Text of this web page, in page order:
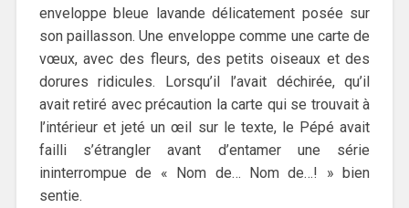
enveloppe bleue lavande délicatement posée sur
son paillasson. Une enveloppe comme une carte de
vœux, avec des fleurs, des petits oiseaux et des
dorures ridicules. Lorsqu’il l’avait déchirée, qu’il
avait retiré avec précaution la carte qui se trouvait à
l’intérieur et jeté un œil sur le texte, le Pépé avait
failli s’étrangler avant d’entamer une série
ininterrompue de « Nom de… Nom de…! » bien
sentie.